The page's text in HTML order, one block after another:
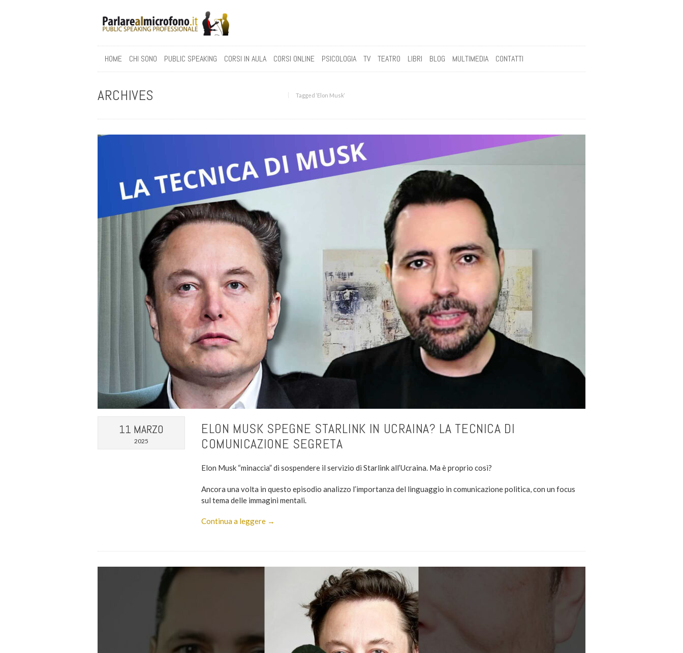
HOME CHI SONO PUBLIC SPEAKING CORSI IN AULA CORSI ONLINE PSICOLOGIA TV TEATRO LIBRI BLOG MULTIMEDIA CONTATTI
ARCHIVES Tagged ‘Elon Musk‘
11 MARZO
2025
ELON MUSK SPEGNE STARLINK IN UCRAINA? LA TECNICA DI
COMUNICAZIONE SEGRETA
Elon Musk “minaccia” di sospendere il servizio di Starlink all’Ucraina. Ma è proprio così?
Ancora una volta in questo episodio analizzo l’importanza del linguaggio in comunicazione politica, con un focus
sul tema delle immagini mentali.
Continua a leggere →